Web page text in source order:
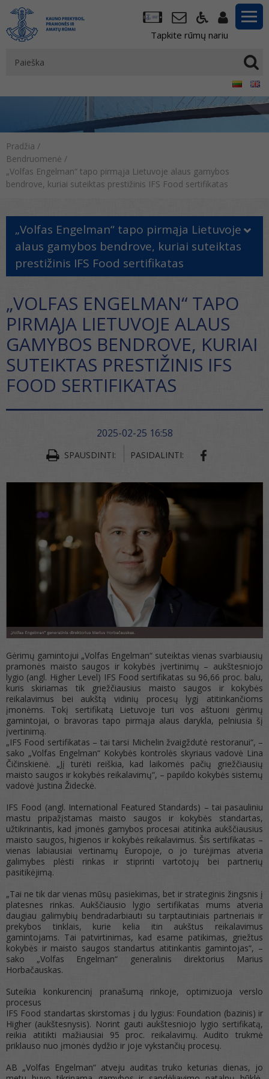
Tapkite rūmų nariu
Pradžia /
Bendruomenė /
„Volfas Engelman“ tapo pirmąja Lietuvoje alaus gamybos
bendrove, kuriai suteiktas prestižinis IFS Food sertifikatas
„Volfas Engelman“ tapo pirmąja Lietuvoje
alaus gamybos bendrove, kuriai suteiktas
prestižinis IFS Food sertifikatas
„VOLFAS ENGELMAN“ TAPO
PIRMĄJA LIETUVOJE ALAUS
GAMYBOS BENDROVE, KURIAI
SUTEIKTAS PRESTIŽINIS IFS
FOOD SERTIFIKATAS
2025-02-25 16:58
SPAUSDINTI: PASIDALINTI:
Gėrimų gamintojui „Volfas Engelman“ suteiktas vienas svarbiausių
pramonės maisto saugos ir kokybės įvertinimų – aukštesniojo
lygio (angl. Higher Level) IFS Food sertifikatas su 96,66 proc. balu,
kuris skiriamas tik griežčiausius maisto saugos ir kokybės
reikalavimus bei aukštą vidinių procesų lygį atitinkančioms
įmonėms. Tokį sertifikatą Lietuvoje turi vos aštuoni gėrimų
gamintojai, o bravoras tapo pirmąja alaus darykla, pelniusia šį
įvertinimą.
„IFS Food sertifikatas – tai tarsi Michelin žvaigždutė restoranui“, –
sako „Volfas Engelman“ Kokybės kontrolės skyriaus vadovė Lina
Čičinskienė. „Jį turėti reiškia, kad laikomės pačių griežčiausių
maisto saugos ir kokybės reikalavimų“, – papildo kokybės sistemų
vadovė Justina Žideckė.
IFS Food (angl. International Featured Standards) – tai pasauliniu
mastu pripažįstamas maisto saugos ir kokybės standartas,
užtikrinantis, kad įmonės gamybos procesai atitinka aukščiausius
maisto saugos, higienos ir kokybės reikalavimus. Šis sertifikatas –
vienas labiausiai vertinamų Europoje, o jo turėjimas atveria
galimybes plėsti rinkas ir stiprinti vartotojų bei partnerių
pasitikėjimą.
„Tai ne tik dar vienas mūsų pasiekimas, bet ir strateginis žingsnis į
platesnes rinkas. Aukščiausio lygio sertifikatas mums atveria
daugiau galimybių bendradarbiauti su tarptautiniais partneriais ir
prekybos tinklais, kurie kelia itin aukštus reikalavimus
gamintojams. Tai patvirtinimas, kad esame patikimas, griežtus
kokybės ir maisto saugos standartus atitinkantis gamintojas“, –
sako „Volfas Engelman“ generalinis direktorius Marius
Horbačauskas.
Suteikia konkurencinį pranašumą rinkoje, optimizuoja verslo
procesus
IFS Food standartas skirstomas į du lygius: Foundation (bazinis) ir
Higher (aukštesnysis). Norint gauti aukštesniojo lygio sertifikatą,
reikia atitikti mažiausiai 95 proc. reikalavimų. Audito trukmė
priklauso nuo įmonės dydžio ir joje vykstančių procesų.
AB „Volfas Engelman“ atveju auditas truko keturias dienas, jo